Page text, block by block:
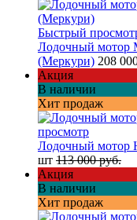
Быстрый
Лодочный мотор
(Меркури) 208
Акция
В наличии
Хит продаж
просмотр
Лодочный мотор
шт 113 000 руб.
Акция
В наличии
Хит продаж